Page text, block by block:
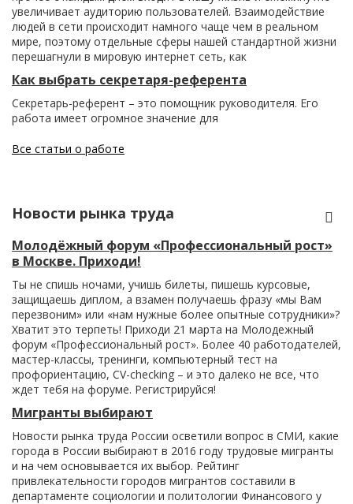
увеличивает аудиторию пользователей. Взаимодействие
людей в сети происходит намного чаще чем в реальном
мире, поэтому отдельные сферы нашей стандартной жизни
перешагнули в мировую интернет сеть, как
Как выбрать секретаря-референта
Секретарь-референт – это помощник руководителя. Его
работа имеет огромное значение для
Все статьи о работе
Новости рынка труда
Молодёжный форум «Профессиональный рост»
в Москве. Приходи!
Ты не спишь ночами, учишь билеты, пишешь курсовые,
защищаешь диплом, а взамен получаешь фразу «мы Вам
перезвоним» или «нам нужные более опытные сотрудники»?
Хватит это терпеть! Приходи 21 марта на Молодежный
форум «Профессиональный рост». Более 40 работодателей,
мастер-классы, тренинги, компьютерный тест на
профориентацию, CV-checking – и это далеко не все, что
ждет тебя на форуме. Регистрируйся!
Мигранты выбирают
Новости рынка труда России осветили вопрос в СМИ, какие
города в России выбирают в 2016 году трудовые мигранты
и на чем основывается их выбор. Рейтинг
привлекательности городов мигрантов составили в
департаменте социологии и политологии Финансового у